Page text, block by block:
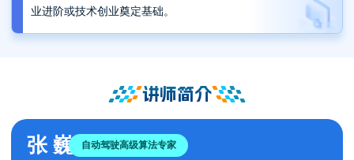
业进阶或技术创业奠定基础。
讲师简介
张 巍 自动驾驶高级算法专家